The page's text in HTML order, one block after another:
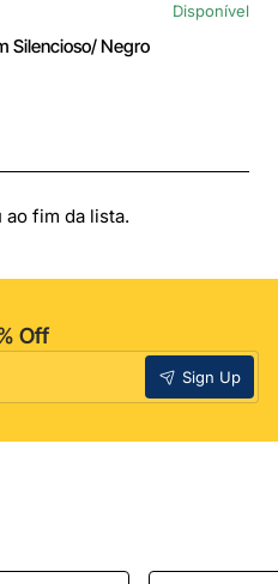
Disponível
Silencioso/ Negro
fim da lista.
Off
Sign Up